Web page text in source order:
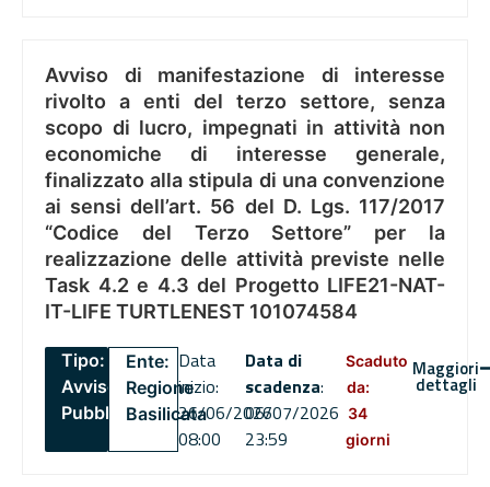
Avviso di manifestazione di interesse
rivolto a enti del terzo settore, senza
scopo di lucro, impegnati in attività non
economiche di interesse generale,
finalizzato alla stipula di una convenzione
ai sensi dell’art. 56 del D. Lgs. 117/2017
“Codice del Terzo Settore” per la
realizzazione delle attività previste nelle
Task 4.2 e 4.3 del Progetto LIFE21-NAT-
IT-LIFE TURTLENEST 101074584
Tipo:
Avviso
Pubblico
Ente:
Regione
Basilicata
Data
inizio:
26/06/2026
08:00
Data di
scadenza:
06/07/2026
23:59
Scaduto
da:
34
giorni
Maggiori
dettagli